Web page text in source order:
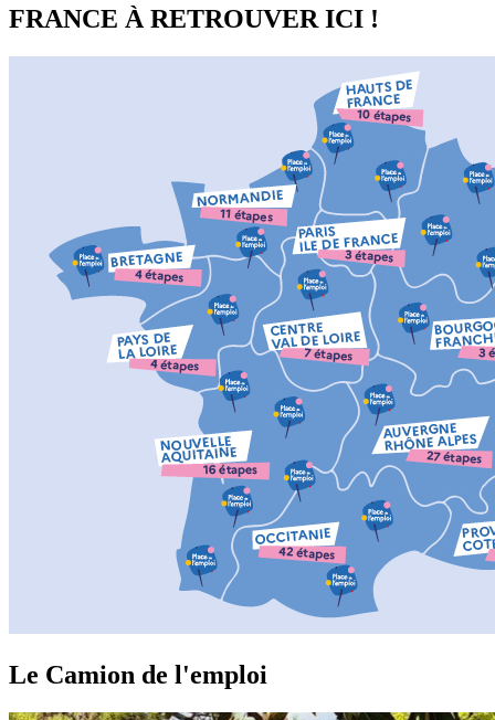
FRANCE À RETROUVER ICI !
Le Camion de l'emploi